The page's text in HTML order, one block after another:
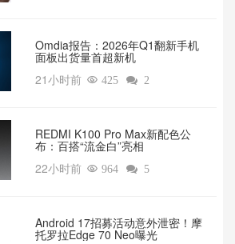
Omdia报告：2026年Q1翻新手机
面板出货量首超新机
21小时前  425  2
REDMI K100 Pro Max新配色公
布：百搭“流金白”亮相
22小时前  964  5
Android 17招募活动意外泄密！摩
托罗拉Edge 70 Neo曝光